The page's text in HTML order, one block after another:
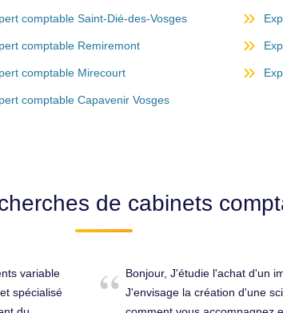
comptable Saint-Dié-des-Vosges
comptable Remiremont
comptable Mirecourt
comptable Capavenir Vosges
de cabinets
variable
spécialisé
Bonjour, J'étudie l'achat d'un
J'envisage la création d'une